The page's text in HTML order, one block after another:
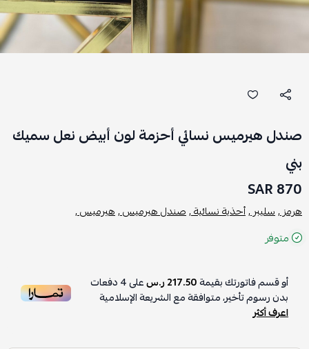
صندل هيرميس نسائي أحزمة لون أبيض نعل سميك
بني
870 SAR
هرمز ,سليبر ,أحذية نسائية ,صندل هيرميس ,هيرميس ,
متوفر
أو قسم فاتورتك بقيمة217.50 ر.س على4دفعات
بدون رسوم تأخير، متوافقة مع الشريعة الإسلامية
اعرف أكثر